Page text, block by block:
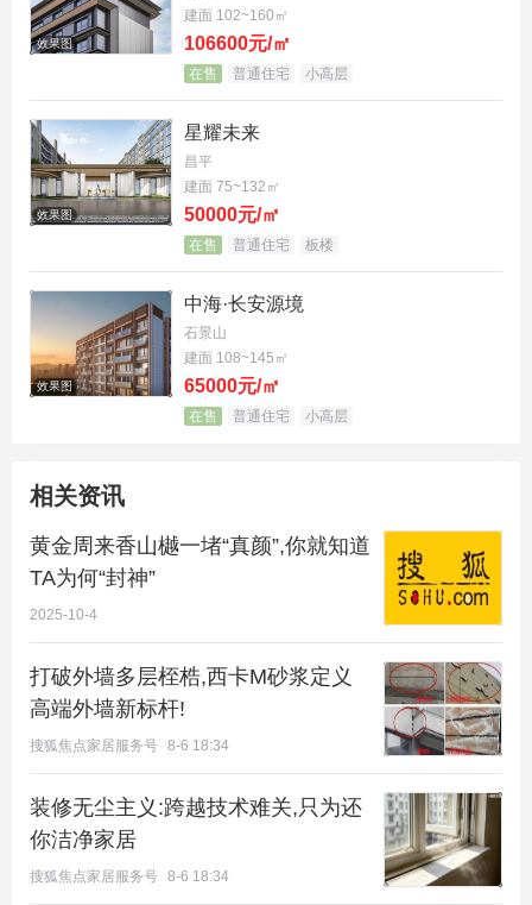
02
文脉的活化，演绎“不止于瞻仰”
如果说土地是天赋，那么“准现房”呈现则是香山樾给
予市场的诚意与底气。相较于期房的不确定性，项目
实景呈现的建筑肌理、园林营造与工艺细节，让业主
直面产品力——从容检验空间尺度、材质工艺与美学
表达，真正实现“所见即所得”的安心交付。这种敢于
提前接受审视的自信，源于对产品品质的绝对掌控。
除却天赋与实力，香山樾更以人文为核，构建具有精
神共鸣的居住场域。香山樾以香山书院，从容衔接香
高知阶层营造一处可阅读、可思考、可传承的精神原
乡。它不只提供居所，更塑造一种兼容文化厚度与当
代审美的生活方式。
持续登顶并非偶然，而是香山樾以臻贵资源、硬核产
对优质生活的极致追求，也重新定义了高端住宅应有
的从容与厚度。
香山书院，这座于光绪十五年（1889年）修缮的“敕
封”珍贵文物，是一部穿越时空的建筑博物馆，承载
着半部香山的史诗。从带有西山采石场原始凿痕的虎
皮石墙心，到敲之有声、断之无孔的清代官窑停泥
效果图
建面 102~160㎡
106600元/㎡
在售 普通住宅 小高层
效果图
星耀未来
昌平
建面 75~132㎡
50000元/㎡
在售 普通住宅 板楼
效果图
中海·长安源境
石景山
建面 108~145㎡
65000元/㎡
在售 普通住宅 小高层
相关资讯
黄金周来香山樾一堵“真颜”,你就知道
TA为何“封神”
2025-10-4
打破外墙多层桎梏,西卡M砂浆定义
高端外墙新标杆!
搜狐焦点家居服务号 8-6 18:34
装修无尘主义:跨越技术难关,只为还
你洁净家居
搜狐焦点家居服务号 8-6 18:34